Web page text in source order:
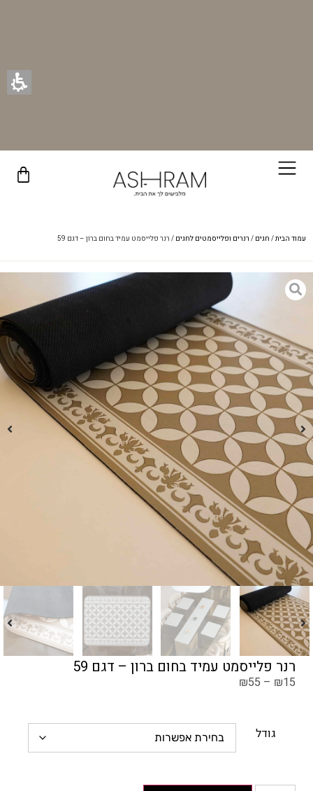
עמוד הבית/ חגים / רנרים ופלייסמטים לחגים / רנר פלייסמט עמיד בחום ברון – דגם 59
רנר פלייסמט עמיד בחום ברון – דגם 59
₪15
–
₪55
גודל